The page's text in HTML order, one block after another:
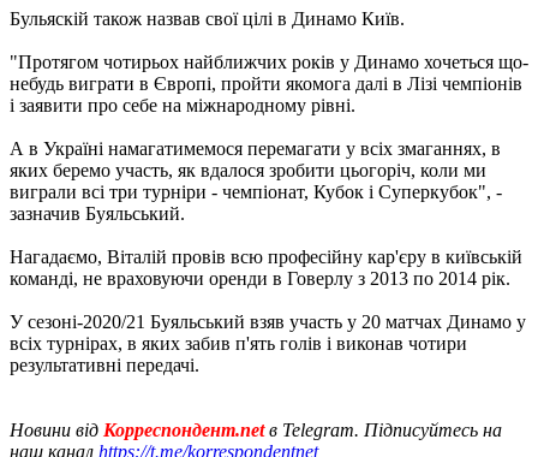
Бульяскій також назвав свої цілі в Динамо Київ.
"Протягом чотирьох найближчих років у Динамо хочеться що-
небудь виграти в Європі, пройти якомога далі в Лізі чемпіонів
і заявити про себе на міжнародному рівні.
А в Україні намагатимемося перемагати у всіх змаганнях, в
яких беремо участь, як вдалося зробити цьогоріч, коли ми
виграли всі три турніри - чемпіонат, Кубок і Суперкубок", -
зазначив Буяльський.
Нагадаємо, Віталій провів всю професійну кар'єру в київській
команді, не враховуючи оренди в Говерлу з 2013 по 2014 рік.
У сезоні-2020/21 Буяльський взяв участь у 20 матчах Динамо у
всіх турнірах, в яких забив п'ять голів і виконав чотири
результативні передачі.
Новини від Корреспондент.netв Telegram. Підписуйтесь на
наш канал https://t.me/korrespondentnet